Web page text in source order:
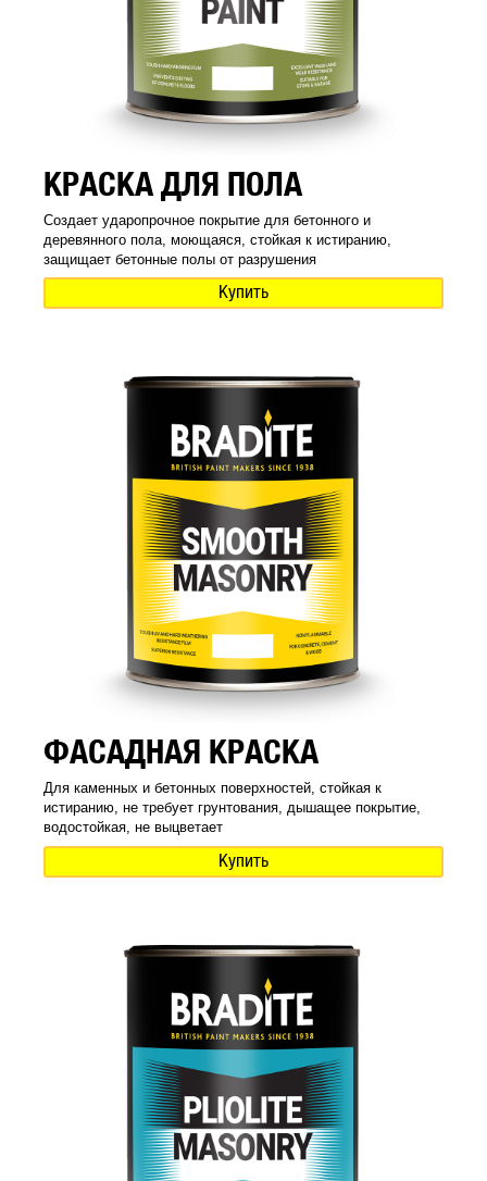
КРАСКА ДЛЯ ПОЛА
Создает ударопрочное покрытие для бетонного и
деревянного пола, моющаяся, стойкая к истиранию,
защищает бетонные полы от разрушения
Купить
ФАСАДНАЯ КРАСКА
Для каменных и бетонных поверхностей, стойкая к
истиранию, не требует грунтования, дышащее покрытие,
водостойкая, не выцветает
Купить